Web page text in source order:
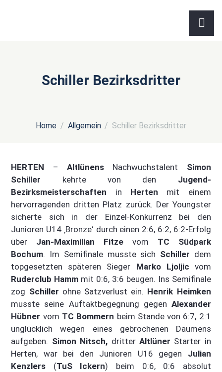
Schiller Bezirksdritter
Home Allgemein Schiller Bezirksdritter
HERTEN – Altlünens Nachwuchstalent Simon
Schiller kehrte von den Jugend-
Bezirksmeisterschaften in Herten mit einem
hervorragenden dritten Platz zurück. Der Youngster
sicherte sich in der Einzel-Konkurrenz bei den
Junioren U14 ‚Bronze‘ durch einen 2:6, 6:2, 6:2-Erfolg
über Jan-Maximilian Fitze vom TC Südpark
Bochum. Im Semifinale musste sich Schiller dem
topgesetzten späteren Sieger Marko Ljoljic vom
Ruderclub Hamm mit 0:6, 3:6 beugen. Ins Semifinale
zog Schiller ohne Satzverlust ein. Henrik Heimken
musste seine Auftaktbegegnung gegen Alexander
Hübner vom TC Bommern beim Stande von 6:7, 2:1
unglücklich wegen eines gebrochenen Daumens
aufgeben. Simon Nitsch, dritter Altlüner Starter in
Herten, war bei den Junioren U16 gegen Julian
Kenzlers (TuS Ickern) beim 0:6, 0:6 absolut